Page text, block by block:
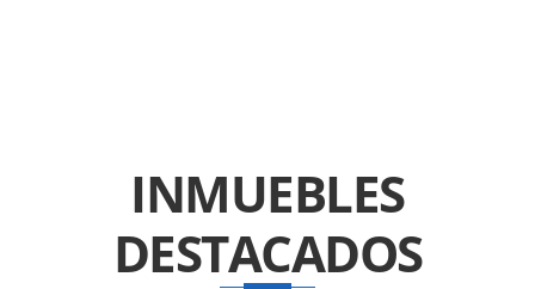
INMUEBLES
DESTACADOS